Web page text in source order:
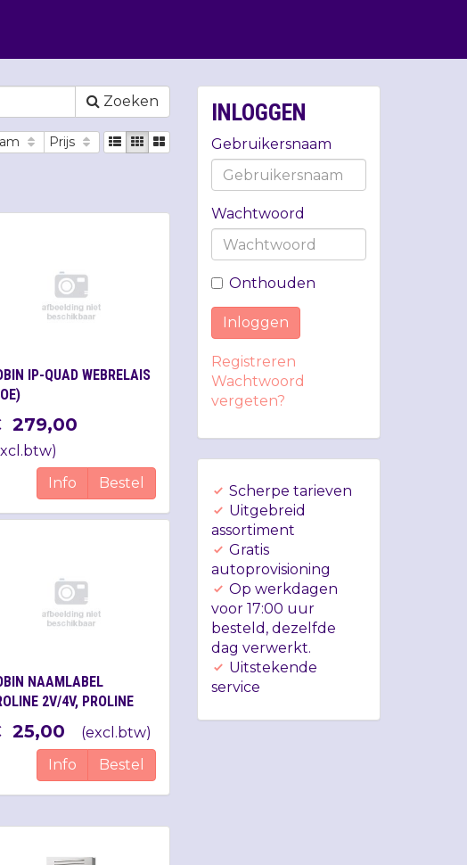
Zoeken
Prijs
IP-QUAD WEBRELAIS
279,00
)
Info
Bestel
NAAMLABEL
2V/4V, PROLINE
COMPACT INCL.
25,00 (excl.btw)
Info
Bestel
INLOGGEN
Gebruikersnaam
Wachtwoord
Onthouden
Inloggen
Registreren
Wachtwoord
vergeten?
Scherpe tarieven
Uitgebreid
assortiment
Gratis
autoprovisioning
Op werkdagen
voor 17:00 uur
besteld, dezelfde
dag verwerkt.
Uitstekende
service